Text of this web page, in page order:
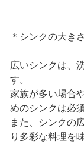
＊シンクの大き
広いシンクは、
す。
家族が多い場合
めのシンクは必
また、シンクの
り多彩な料理を